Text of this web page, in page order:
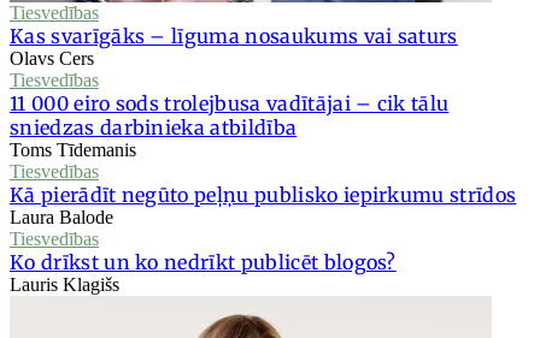
Tiesvedības
Kas svarīgāks – līguma nosaukums vai saturs
Olavs Cers
Tiesvedības
11 000 eiro sods trolejbusa vadītājai – cik tālu
sniedzas darbinieka atbildība
Toms Tīdemanis
Tiesvedības
Kā pierādīt negūto peļņu publisko iepirkumu strīdos
Laura Balode
Tiesvedības
Ko drīkst un ko nedrīkt publicēt blogos?
Lauris Klagišs